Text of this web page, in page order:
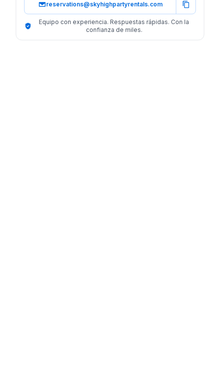
reservations@skyhighpartyrentals.com
Equipo con experiencia. Respuestas rápidas. Con la
confianza de miles.